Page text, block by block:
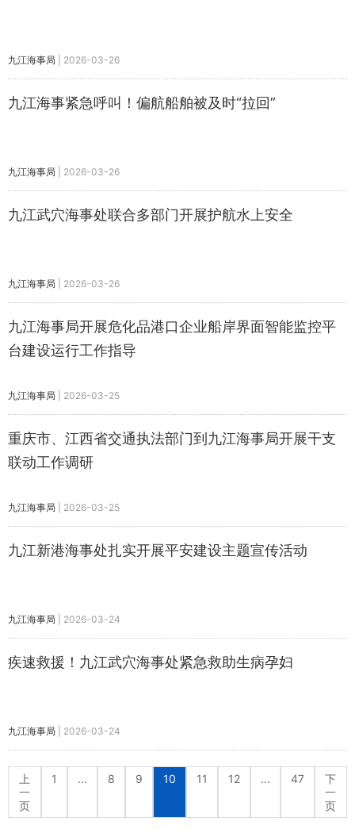
九江海事局 2026-03-26
九江海事紧急呼叫！偏航船舶被及时“拉回”
九江海事局 2026-03-26
九江武穴海事处联合多部门开展护航水上安全
九江海事局 2026-03-26
九江海事局开展危化品港口企业船岸界面智能监控平
台建设运行工作指导
九江海事局 2026-03-25
重庆市、江西省交通执法部门到九江海事局开展干支
联动工作调研
九江海事局 2026-03-25
九江新港海事处扎实开展平安建设主题宣传活动
九江海事局 2026-03-24
疾速救援！九江武穴海事处紧急救助生病孕妇
九江海事局 2026-03-24
上
一
页
1 ... 8 9 10 11 12 ... 47
下
一
页